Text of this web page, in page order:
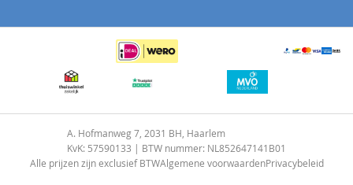
A. Hofmanweg 7, 2031 BH, Haarlem
KvK: 57590133 | BTW nummer: NL852647141B01
Alle prijzen zijn exclusief BTWAlgemene voorwaardenPrivacybeleid